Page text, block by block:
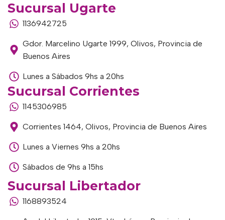
Sucursal Ugarte
1136942725
Gdor. Marcelino Ugarte 1999, Olivos, Provincia de
Buenos Aires
Lunes a Sábados 9hs a 20hs
Sucursal Corrientes
1145306985
Corrientes 1464, Olivos, Provincia de Buenos Aires
Lunes a Viernes 9hs a 20hs
Sábados de 9hs a 15hs
Sucursal Libertador
1168893524